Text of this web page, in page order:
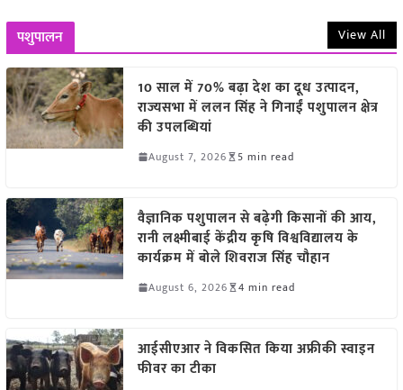
पशुपालन View All
10 साल में 70% बढ़ा देश का दूध उत्पादन,
राज्यसभा में ललन सिंह ने गिनाईं पशुपालन क्षेत्र
की उपलब्धियां
August 7, 2026 5 min read
वैज्ञानिक पशुपालन से बढ़ेगी किसानों की आय,
रानी लक्ष्मीबाई केंद्रीय कृषि विश्वविद्यालय के
कार्यक्रम में बोले शिवराज सिंह चौहान
August 6, 2026 4 min read
आईसीएआर ने विकसित किया अफ्रीकी स्वाइन
फीवर का टीका